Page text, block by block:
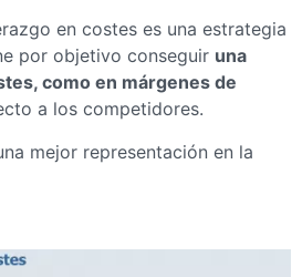
en costes es una estrategia
por objetivo conseguir una
como en márgenes de
a los competidores.
mejor representación en la